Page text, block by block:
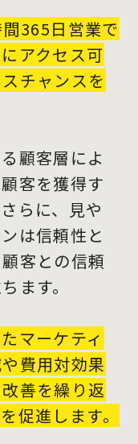
365日営業で
アクセス可
チャンスを
顧客層によ
客を獲得す
らに、見や
は信頼性と
客との信頼
ます。
マーケティ
費用対効果
善を繰り返
促進します。